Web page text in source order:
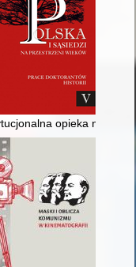
Gwardii Cesarskiej w
opieka nad